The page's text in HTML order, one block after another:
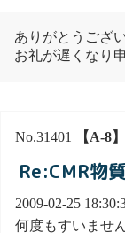
ありがとうござ
お礼が遅くなり
No.31401 【A-8】
Re:CMR
2009-02-25
何度もすいませ